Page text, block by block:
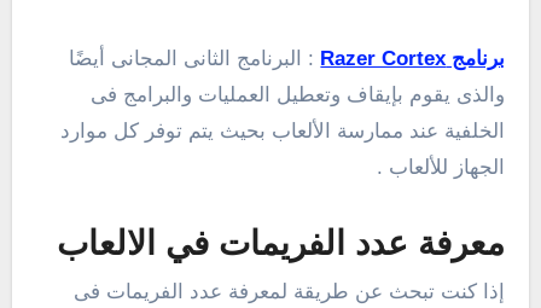
برنامج Razer Cortex
: البرنامج الثانى المجانى أيضًا
والذى يقوم بإيقاف وتعطيل العمليات والبرامج فى
الخلفية عند ممارسة الألعاب بحيث يتم توفر كل موارد
الجهاز للألعاب .
معرفة عدد الفريمات في الالعاب
إذا كنت تبحث عن طريقة لمعرفة عدد الفريمات فى